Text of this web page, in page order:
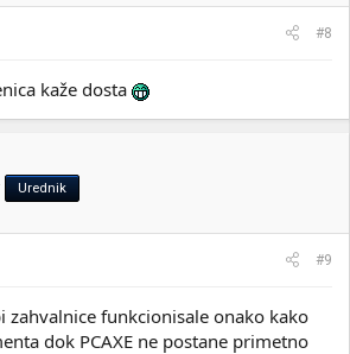
#8
kaže dosta
Urednik
#9
zahvalnice funkcionisale onako kako
dok PCAXE ne postane primetno